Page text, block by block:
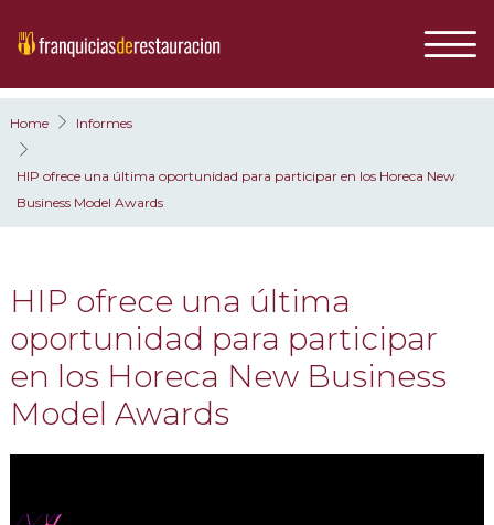
Home Informes
HIP ofrece una última oportunidad para participar en los Horeca New
Business Model Awards
HIP ofrece una última
oportunidad para participar
en los Horeca New Business
Model Awards